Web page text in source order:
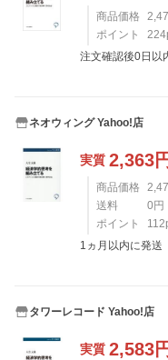
商品価格
ポイント
224
注文確認後0日以
ネオウィング Yahoo!店
実質 2,363
商品価格
送料
0 円
ポイント
112
1ヵ月以内に発送
タワーレコード Yahoo!店
実質 2,583